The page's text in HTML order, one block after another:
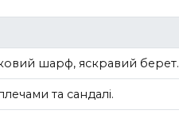
шарф, яскравий берет.
та сандалі.